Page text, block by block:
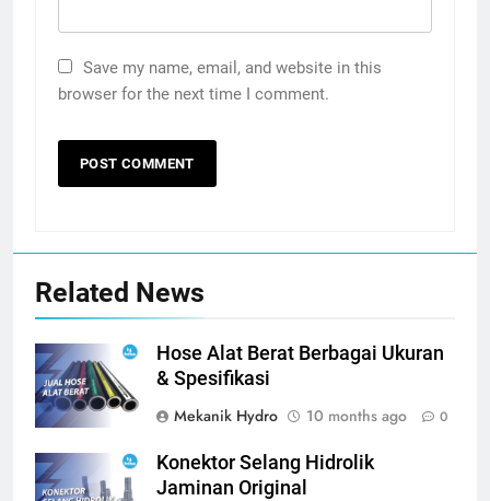
Save my name, email, and website in this
browser for the next time I comment.
Related News
Hose Alat Berat Berbagai Ukuran
& Spesifikasi
Mekanik Hydro
10 months ago 0
Konektor Selang Hidrolik
Jaminan Original